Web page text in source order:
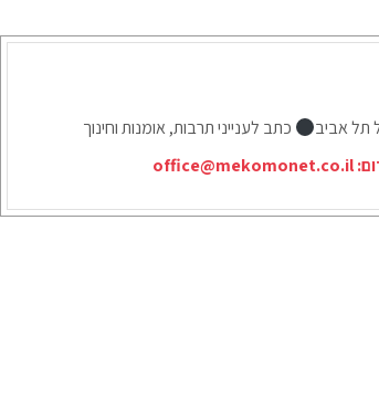
תל אביב
כתב לענייני תרבות, אומנות וחינוך
office@mekomonet.co.il